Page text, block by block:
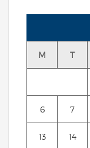
M T
6 7
13 14